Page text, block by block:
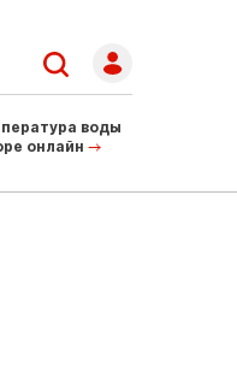
воды
онлайн